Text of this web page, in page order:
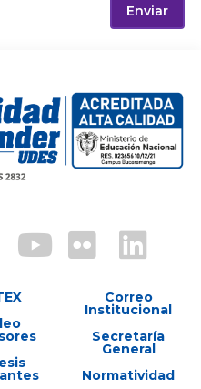
Enviar
Correo
Institucional
Secretaría
General
Normatividad